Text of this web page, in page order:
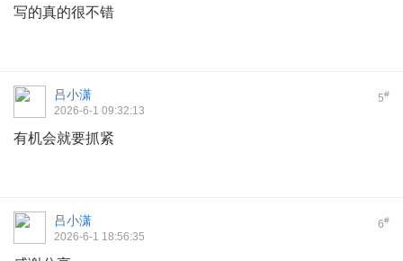
写的真的很不错
5#
吕小潇
2026-6-1 09:32:13
有机会就要抓紧
6#
吕小潇
2026-6-1 18:56:35